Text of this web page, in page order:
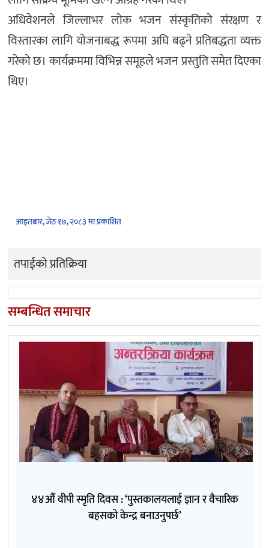
अधिवेशनले जिल्लाभर लोक भजन संस्कृतिको संरक्षण र
विस्तारका लागि योजनाबद्ध रूपमा अघि बढ्ने प्रतिबद्धता व्यक्त
गरेको छ। कार्यक्रममा विभिन्न समूहले भजन प्रस्तुति समेत दिएका
थिए।
आइतबार, जेठ १७, २०८३ मा प्रकाशित
तपाईको प्रतिक्रिया
सम्बन्धित समाचार
४४औँ वीपी स्मृति दिवस : ‘पुस्तकालयलाई ज्ञान र वैचारिक
बहसको केन्द्र बनाउनुपर्छ’